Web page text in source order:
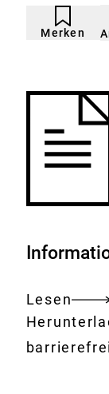
Merken
Artikel
nicht
Durch
Klicken
der
Lesen
Gesamtes
Dokument
Download: